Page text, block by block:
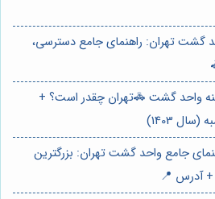
گشت تهران: راهنمای جامع دسترسی،
واحد گشت 🚓تهران چقدر است؟ +
1403)
جامع واحد گشت تهران: بزرگترین
آدرس 📍